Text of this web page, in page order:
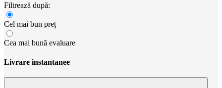
Filtrează după:
Cel mai bun preț
Cea mai bună evaluare
Livrare instantanee